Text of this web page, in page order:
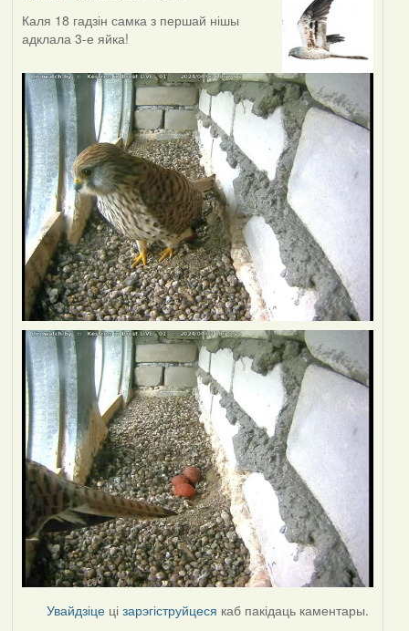
Каля 18 гадзін самка з першай нішы
адклала 3-е яйка!
Увайдзіце цізарэгіструйцеся каб пакідаць каментары.